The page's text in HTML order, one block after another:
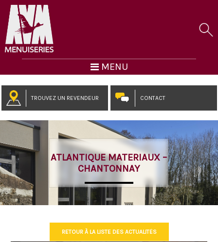
MENU
TROUVEZ UN REVENDEUR CONTACT
ATLANTIQUE MATERIAUX –
CHANTONNAY
RETOUR À LA LISTE DES ACTUALITÉS